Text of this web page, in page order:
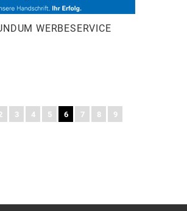
WERBESERVICE
3 4 5 6 7 8 9